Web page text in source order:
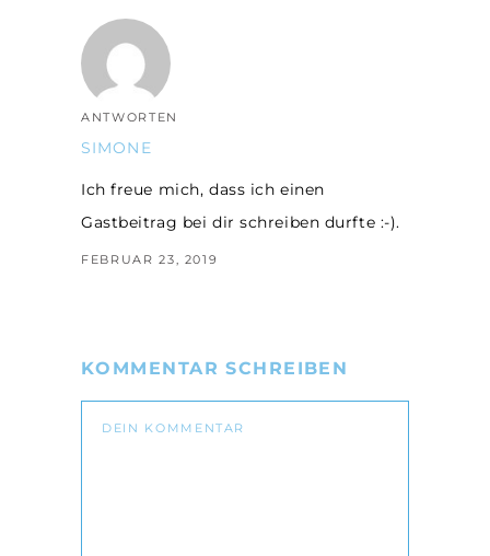
ANTWORTEN
SIMONE
Ich freue mich, dass ich einen
Gastbeitrag bei dir schreiben durfte :-).
FEBRUAR 23, 2019
KOMMENTAR SCHREIBEN